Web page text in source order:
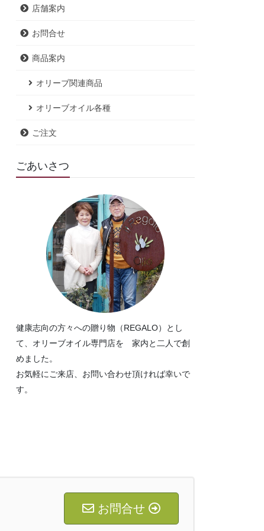
店舗案内
お問合せ
商品案内
オリーブ関連商品
オリーブオイル各種
ご注文
ごあいさつ
健康志向の方々への贈り物（REGALO）とし
て、オリーブオイル専門店を 家内と二人で創
めました。
お気軽にご来店、お問い合わせ頂ければ幸いで
す。
お問合せ